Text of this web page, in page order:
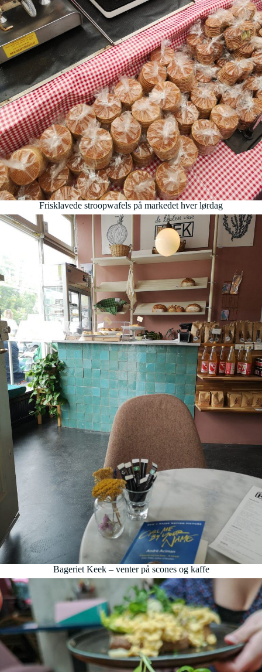
Frisklavede stroopwafels på markedet hver lørdag
Bageriet Keek – venter på scones og kaffe